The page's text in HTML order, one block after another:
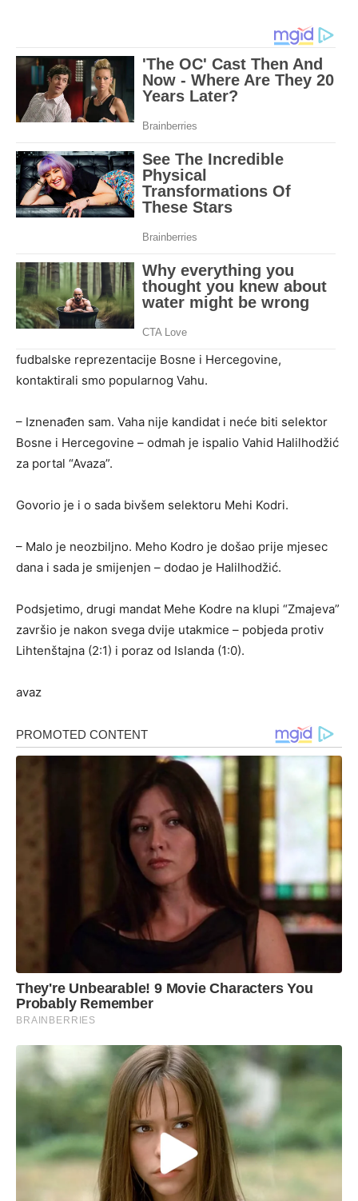
fudbalske reprezentacije Bosne i Hercegovine,
kontaktirali smo popularnog Vahu.
– Iznenađen sam. Vaha nije kandidat i neće biti selektor
Bosne i Hercegovine – odmah je ispalio Vahid Halilhodžić
za portal “Avaza”.
Govorio je i o sada bivšem selektoru Mehi Kodri.
– Malo je neozbiljno. Meho Kodro je došao prije mjesec
dana i sada je smijenjen – dodao je Halilhodžić.
Podsjetimo, drugi mandat Mehe Kodre na klupi “Zmajeva”
završio je nakon svega dvije utakmice – pobjeda protiv
Lihtenštajna (2:1) i poraz od Islanda (1:0).
avaz